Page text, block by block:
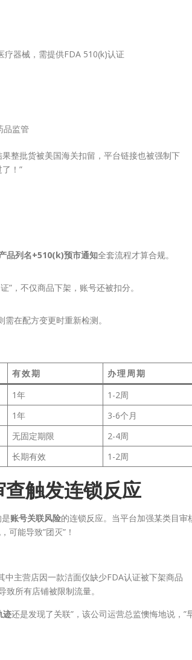
疗器械，需提供FDA 510(k)认证
品监管
整批货被美国海关扣留，平台链接也被强制下
！”
品列名+510(k)预市通知全套流程才算合规。
”，不仅商品下架，账号还被扣分。
需在配方变更时重新检测。
有效期
办理周期
1年
1-2周
1年
3-6个月
无固定期限
2-4周
长期有效 1-2周
查触发连锁反应
账号关联风险的连锁反应。当平台加强某类目审
可能导致”团灭”！
主营店因一款洁面仪缺少FDA认证被下架商品
致所有店铺被限制流量。
迹还是发现了关联”，该公司运营总监懊悔地说，”